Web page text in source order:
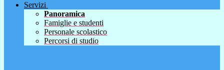
Servizi
Panoramica
Famiglie e studenti
Personale scolastico
Percorsi di studio